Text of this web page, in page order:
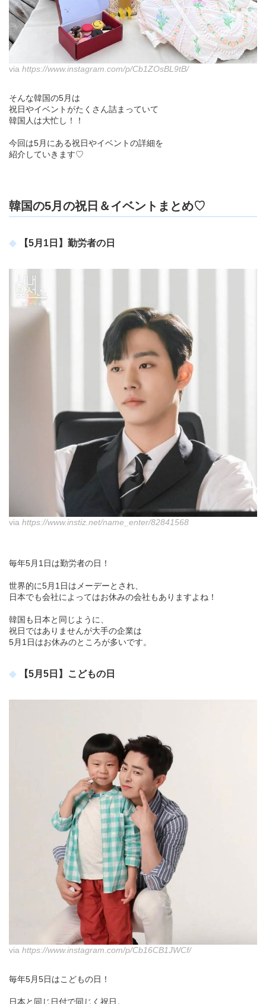
via https://www.instagram.com/p/Cb1ZOsBL9tB/
そんな韓国の5月は
祝日やイベントがたくさん詰まっていて
韓国人は大忙し！！
今回は5月にある祝日やイベントの詳細を
紹介していきます♡
韓国の5月の祝日＆イベントまとめ♡
【5月1日】勤労者の日
via https://www.instiz.net/name_enter/82841568
毎年5月1日は勤労者の日！
世界的に5月1日はメーデーとされ、
日本でも会社によってはお休みの会社もありますよね！
韓国も日本と同じように、
祝日ではありませんが大手の企業は
5月1日はお休みのところが多いです。
【5月5日】こどもの日
via https://www.instagram.com/p/Cb16CB1JWCf/
毎年5月5日はこどもの日！
日本と同じ日付で同じく祝日。